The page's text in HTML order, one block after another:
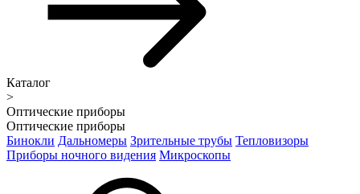
Каталог
>
Оптические приборы
Оптические приборы
Бинокли Дальномеры Зрительные трубы Тепловизоры
Приборы ночного видения Микроскопы